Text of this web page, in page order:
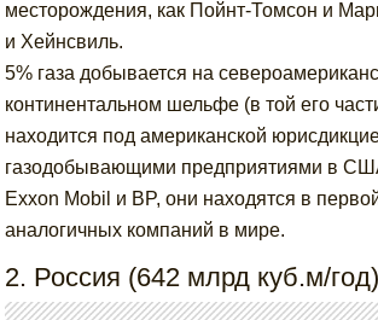
месторождения, как Пойнт-Томсон и
и Хейнсвиль.
5% газа добывается на
континентальном шельфе (в той его
находится под американской
газодобывающими предприятиями в
Exxon Mobil и ВP, они находятся в
аналогичных компаний в мире.
2. Россия (642 млрд куб.м/год)